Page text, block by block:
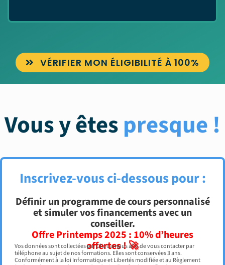
VÉRIFIER MON ÉLIGIBILITÉ À 100%
Vous y êtespresque !
Inscrivez-vous ci-dessous pour :
Définir un programme de cours personnalisé
et simuler vos financements avec un
conseiller.
Offre Printemps 2025 : 10% d’heures
offertes ! 🚀
Vos données sont collectées par Clic Campus afin de vous contacter par
téléphone au sujet de nos formations. Elles sont conservées 3 ans.
Conformément à la loi Informatique et Libertés modifiée et au Règlement